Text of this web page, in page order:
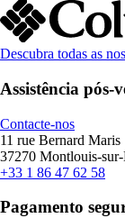
Descubra todas as
Assistência pós-
Contacte-nos
11 rue Bernard Maris
37270 Montlouis-
+33 1 86 47 62 58
Pagamento